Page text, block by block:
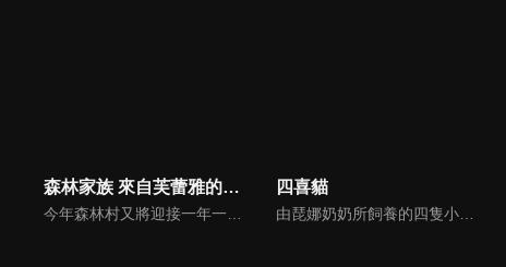
森林家族 來自芙蕾雅的禮物(國)
今年森林村又將迎接一年一度的星星慶典，大家都迫不及待，唯獨可可兔女孩芙蕾雅在傷腦筋。慶典當天是媽媽的生日，但她卻想不到該送媽媽什麼禮物。此外，芙蕾雅還被賦予重責大任，負責挑選“年度最佳樹木”這個重要的活動。芙蕾雅最後找到的，能讓大家都幸福的最棒禮物是什麼呢？
四喜貓
由琵娜奶奶所飼養的四隻小貓，他們組成了一個樂團，名為「巴菲貓樂團」。除了經常舉辦演唱會，在眾多貓咪們面前展現自己的音樂才華之外，他們也常常扮演救援隊的角色，幫助鎮上的動物們。